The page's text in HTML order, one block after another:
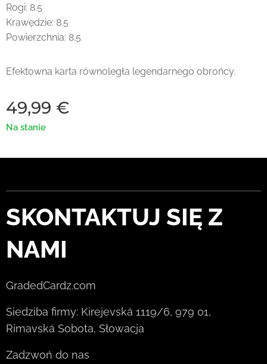
Rogi: 8.5
Krawędzie: 8.5
Powierzchnia: 8.5
Efektowna karta równoległa legendarnego obrońcy.
49,99 €
Na stanie
SKONTAKTUJ SIĘ Z
NAMI
GradedCardz.com
Siedziba firmy: Kirejevská 1119/6, 979 01,
Rimavská Sobota, Słowacja
Zadzwoń do nas